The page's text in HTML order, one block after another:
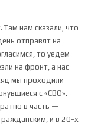
Там нам сказали, что
отправят на
то уедем
на фронт, а нас —
мы проходили
с «СВО».
в часть —
и в 20-х